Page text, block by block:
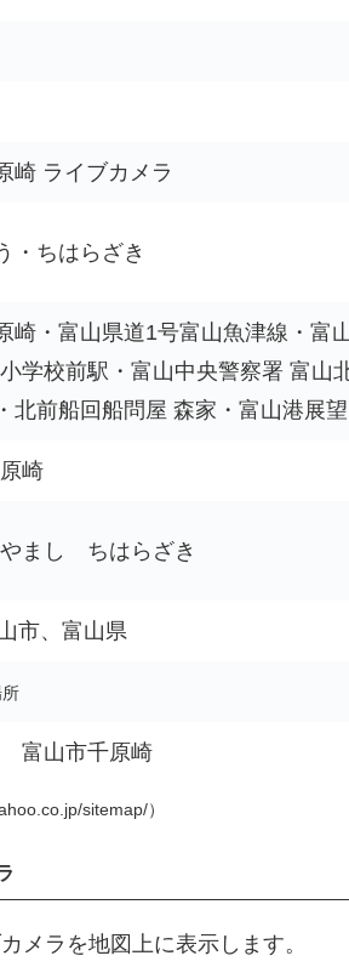
崎 ライブカメラ
・ちはらざき
崎・富山県道1号富山魚津線・富
学校前駅・富山中央警察署 富山
北前船回船問屋 森家・富山港展
崎
まし ちはらざき
市、富山県
富山市千原崎
sitemap/）
メラを地図上に表示します。